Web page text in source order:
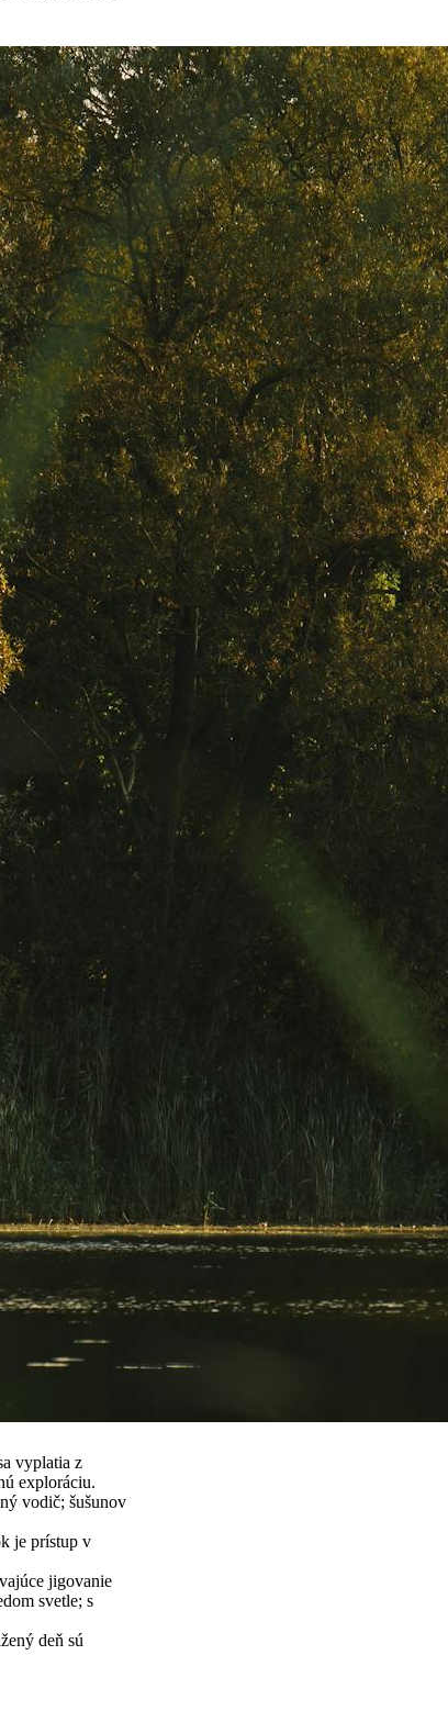
vyplatia z
exploráciu.
vodič; šušunov
je prístup v
jigovanie
svetle; s
deň sú